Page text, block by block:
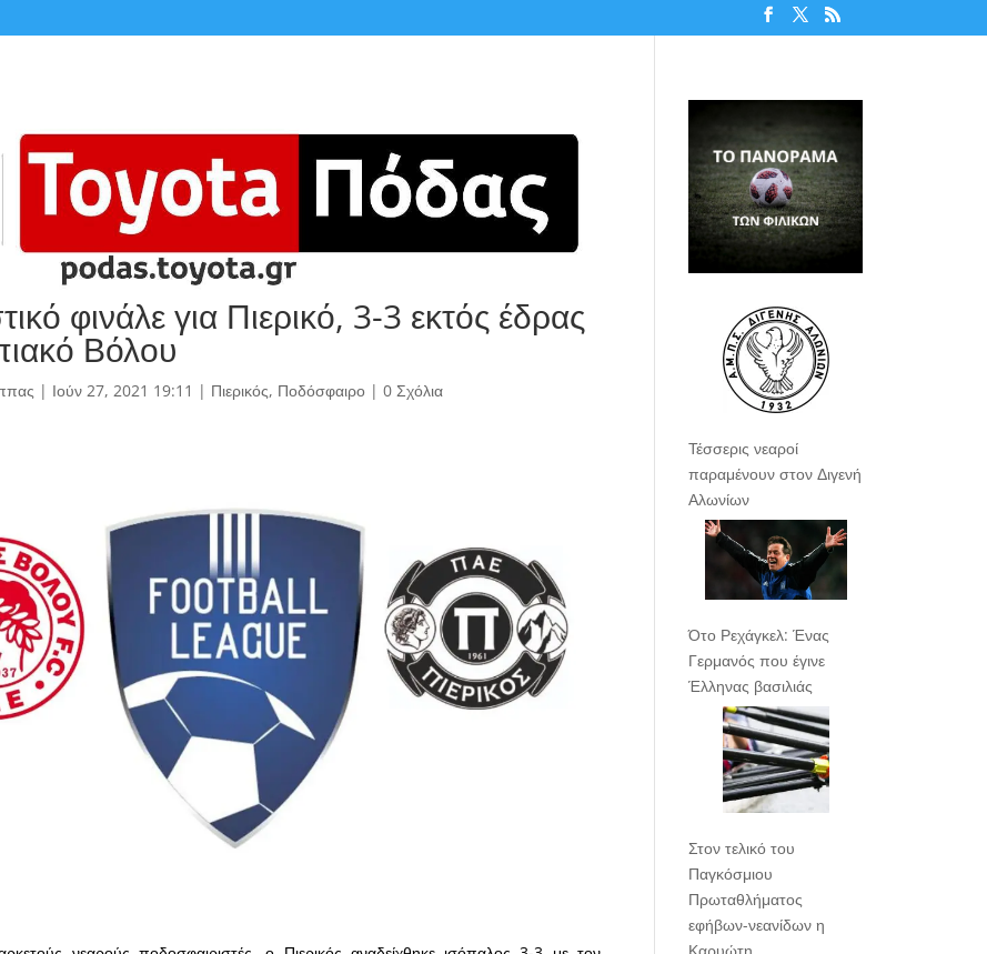
φινάλε για Πιερικό, 3-3 εκτός έδρας
Βόλου
| Ιούν 27, 2021 19:11 | Πιερικός, Ποδόσφαιρο| 0 Σχόλια
Τέσσερις νεαροί
παραμένουν στον Διγενή
Αλωνίων
Ότο Ρεχάγκελ: Ένας
Γερμανός που έγινε
Έλληνας βασιλιάς
Στον τελικό του
Παγκόσμιου
Πρωταθλήματος
εφήβων-νεανίδων η